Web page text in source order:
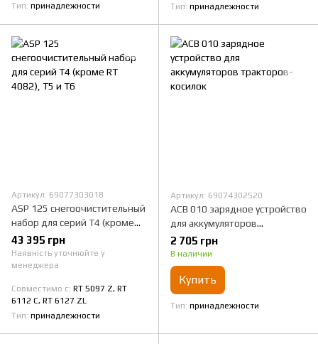
Тип принадлежности
Тип принадлежности
Артикул: 69077303018
ASP 125 снегоочистительный
набор для серий Т4 (кроме
RT 4082), Т5 и Т6
43 395 грн
Наявність уточнюйте у
менеджера
Совместимо с RT 5097 Z, RT
6112 C, RT 6127 ZL
Тип принадлежности
Артикул: 69074302520
АСВ 010 зарядное устройство
для аккумуляторов
тракторов-косилок
2 705 грн
В наличии
Купить
Тип принадлежности